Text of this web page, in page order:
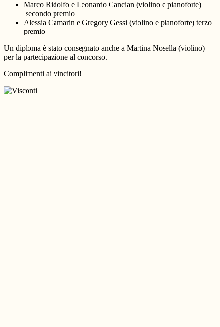
Marco Ridolfo e Leonardo Cancian (violino e pianoforte)
secondo premio
Alessia Camarin e Gregory Gessi (violino e pianoforte) terzo
premio
Un diploma è stato consegnato anche a Martina Nosella (violino)
per la partecipazione al concorso.
Complimenti ai vincitori!